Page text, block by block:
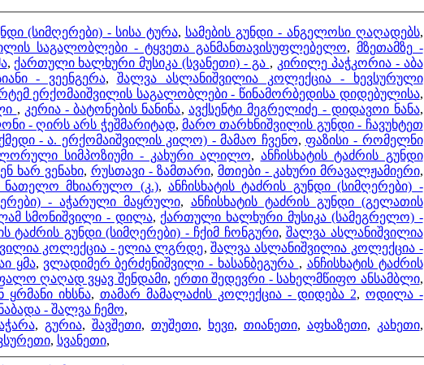
(სიმღერები) - სისა ტურა, სამების გუნდი - ანგელოსი ღაღადებს,
საგალობლები - ტყვეთა განმანთავისუფლებელო, მზეთამზე -
, ქართული ხალხური მუსიკა (სვანეთი) - გა , კირილე პაჭკორია - აბა
- ვეენგერა, შალვა ასლანიშვილია კოლექცია - ხევსურული
ერქომაიშვილის საგალობლები - წინამორბედისა დიდებულისა,
, კერია - ბატონების ნანინა, ავქსენტი მეგრელიძე - დიდავოი ნანა,
- ღირს არს ჭეშმარიტად, მარო თარხნიშვილის გუნდი - ჩავუხტეთ
- ა. ერქომაიშვილის კილო) - მამაო ჩვენო, ფაზისი - რომელნი
სიმპოზიუმი - კახური ალილო, ანჩისხატის ტაძრის გუნდი
ხარ ვენახი, რუსთავი - ზამთარი, მთიები - კახური მრავალჟამიერი,
ნათელო მხიარულო (კ.), ანჩისხატის ტაძრის გუნდი (სიმღერები) -
- აჭარული მაყრული, ანჩისხატის ტაძრის გუნდი (გელათის
სმონიშვილი - დილა, ქართული ხალხური მუსიკა (სამეგრელო) -
ტაძრის გუნდი (სიმღერები) - ჩქიმ ჩონგური, შალვა ასლანიშვილია
კოლექცია - ელია ლგრდე, შალვა ასლანიშვილია კოლექცია -
ყმა, ვლადიმერ ბერძენიშვილი - ხასანბეგურა , ანჩისხატის ტაძრის
ღაღად ვყავ შენდამი, ერთი შედევრი - სახელმწიფო ანსამბლი,
იხსნა, თამარ მამალაძის კოლექცია - დიდება 2, ოდილა -
- შალვა ჩემო,
, გურია, შავშეთი, თუშეთი, ხევი, თიანეთი, აფხაზეთი, კახეთი,
, სვანეთი,